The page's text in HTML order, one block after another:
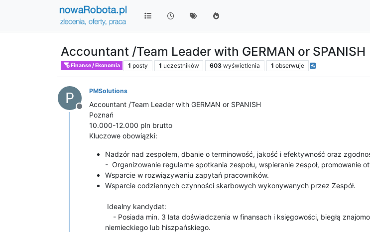
Accountant /Team Leader with GERMAN or SPANISH
Finanse / Ekonomia 1 posty 1 uczestników 603 wyświetlenia 1 obserwuje
P
Niedostępny
PMSolutions
Accountant /Team Leader with GERMAN or SPANISH
Poznań
10.000-12.000 pln brutto
Kluczowe obowiązki:
Nadzór nad zespołem, dbanie o terminowość, jakość i efektywność oraz
- Organizowanie regularne spotkania zespołu, wspieranie zespoł, promowanie
Wsparcie w rozwiązywaniu zapytań pracowników.
Wsparcie codziennych czynności skarbowych wykonywanych przez Zespół.
Idealny kandydat:
- Posiada min. 3 lata doświadczenia w finansach i księgowości, biegłą
niemieckiego lub hiszpańskiego.